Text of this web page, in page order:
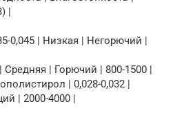
|
0,045 | Низкая | Негорючий |
Средняя | Горючий | 800-1500 |
| 0,028-0,032 |
| 2000-4000 |